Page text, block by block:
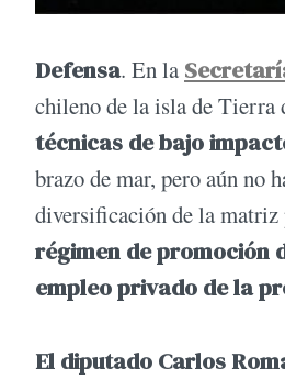
Defensa. En la
chileno de la isla de Tierra
técnicas de bajo
brazo de mar, pero aún no
diversificación de la
régimen de promoción
empleo privado de la
El diputado Carlos